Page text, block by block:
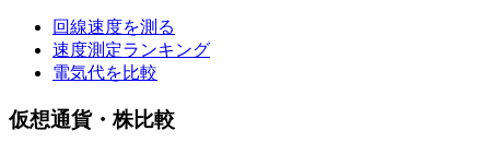
回線速度を測る
速度測定ランキング
電気代を比較
仮想通貨・株比較